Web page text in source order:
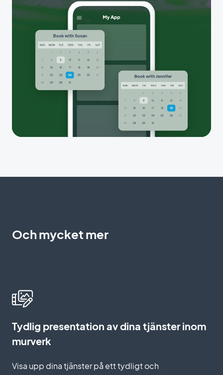
Och mycket mer
Tydlig presentation av dina tjänster inom
murverk
Visa upp dina tjänster på ett tydligt och